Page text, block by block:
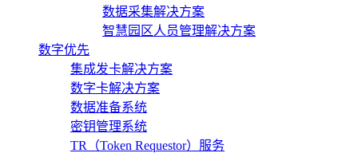
数据采集解决方案
智慧园区人员管理解决方案
数字优先
集成发卡解决方案
数字卡解决方案
数据准备系统
密钥管理系统
TR（Token Requestor）服务